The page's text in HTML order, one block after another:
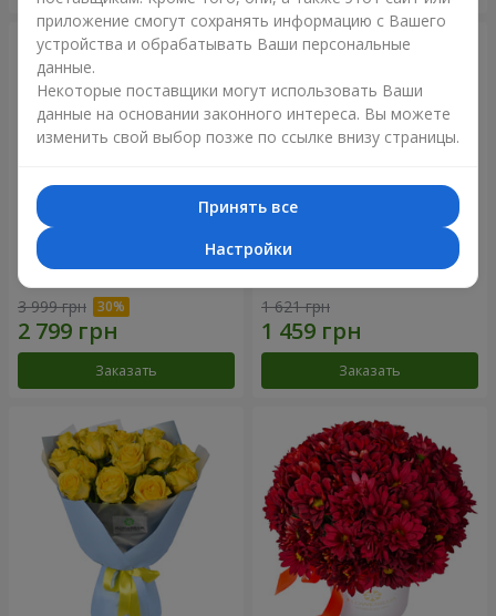
Букет "Крещатик"
3 999 грн
Заказать
Букет "Мы и лето"
1 621 грн
Заказать
приложение смогут сохранять информацию с Вашего
устройства и обрабатывать Ваши персональные
данные.
Некоторые поставщики могут использовать Ваши
данные на основании законного интереса. Вы можете
изменить свой выбор позже по ссылке внизу страницы.
Принять все
Настройки